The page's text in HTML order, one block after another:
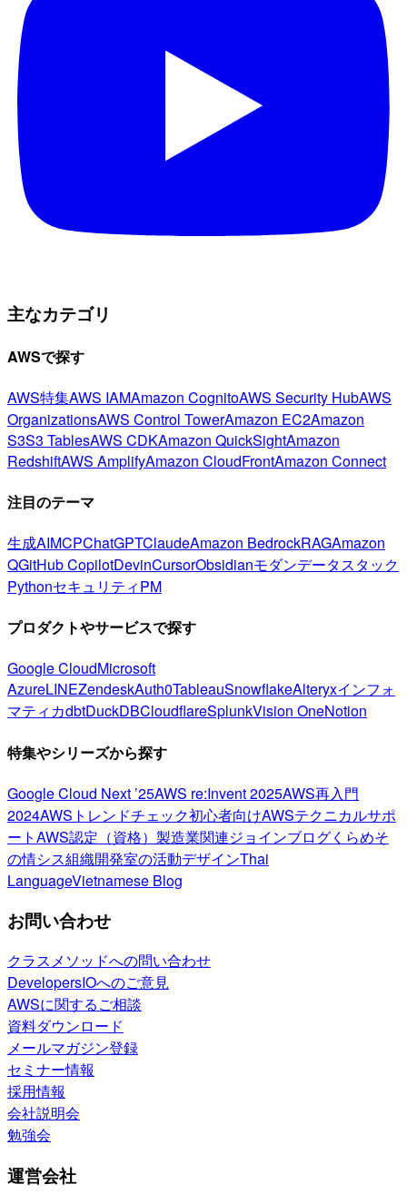
主なカテゴリ
AWSで探す
AWS特集AWS IAMAmazon CognitoAWS Security HubAWS
OrganizationsAWS Control TowerAmazon EC2Amazon
S3S3 TablesAWS CDKAmazon QuickSightAmazon
RedshiftAWS AmplifyAmazon CloudFrontAmazon Connect
注目のテーマ
生成AIMCPChatGPTClaudeAmazon BedrockRAGAmazon
QGitHub CopilotDevinCursorObsidianモダンデータスタック
PythonセキュリティPM
プロダクトやサービスで探す
Google CloudMicrosoft
AzureLINEZendeskAuth0TableauSnowflakeAlteryxインフォ
マティカdbtDuckDBCloudflareSplunkVision OneNotion
特集やシリーズから探す
Google Cloud Next ’25AWS re:Invent 2025AWS再入門
2024AWSトレンドチェック初心者向けAWSテクニカルサポ
ートAWS認定（資格） 製造業関連ジョインブログくらめそ
の情シス組織開発室の活動デザインThai
LanguageVietnamese Blog
お問い合わせ
クラスメソッドへの問い合わせ
DevelopersIOへのご意見
AWSに関するご相談
資料ダウンロード
メールマガジン登録
セミナー情報
採用情報
会社説明会
勉強会
運営会社